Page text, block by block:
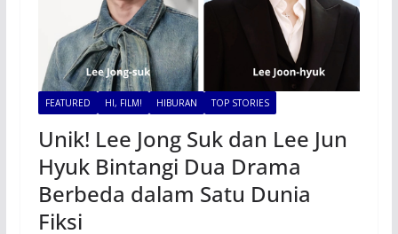
FEATURED HI, FILM! HIBURAN TOP STORIES
Unik! Lee Jong Suk dan Lee Jun
Hyuk Bintangi Dua Drama
Berbeda dalam Satu Dunia
Fiksi